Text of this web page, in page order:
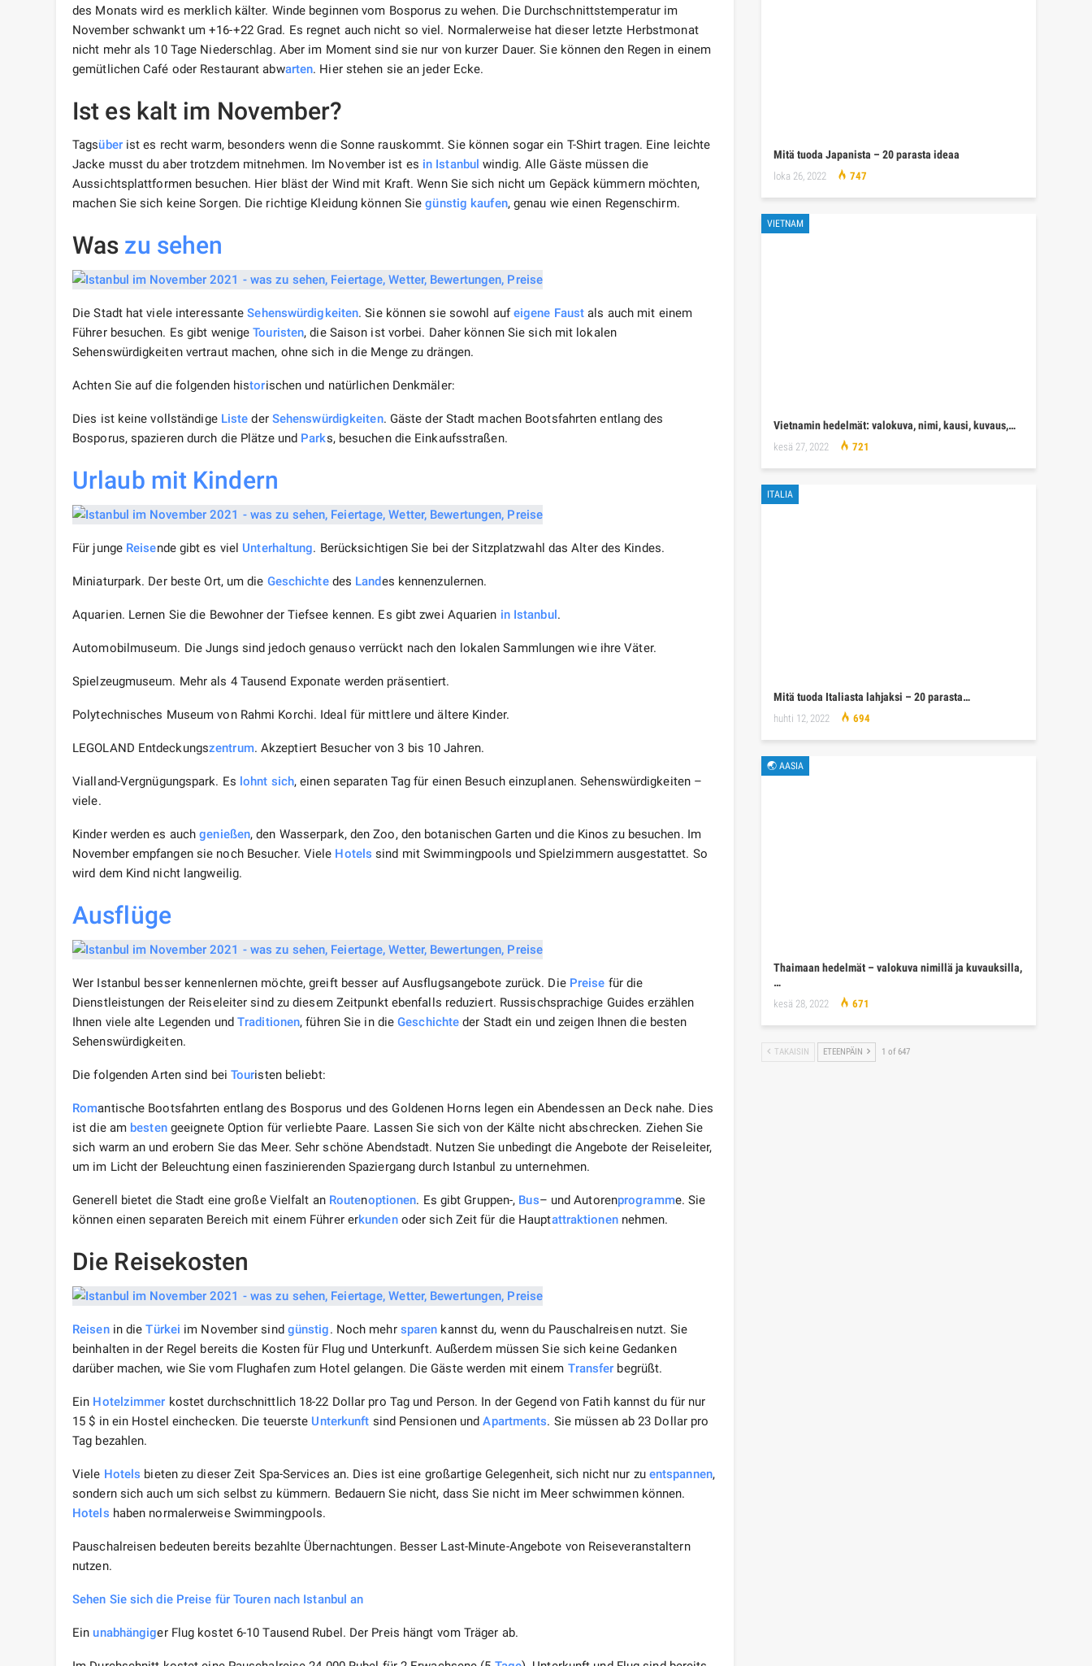
des Monats wird es merklich kälter. Winde beginnen vom Bosporus zu wehen. Die Durchschnittstemperatur im
November schwankt um +16-+22 Grad. Es regnet auch nicht so viel. Normalerweise hat dieser letzte Herbstmonat
nicht mehr als 10 Tage Niederschlag. Aber im Moment sind sie nur von kurzer Dauer. Sie können den Regen in einem
gemütlichen Café oder Restaurant abwarten. Hier stehen sie an jeder Ecke.
Ist es kalt im November?
Tagsüberist es recht warm, besonders wenn die Sonne rauskommt. Sie können sogar ein T-Shirt tragen. Eine leichte
Jacke musst du aber trotzdem mitnehmen. Im November ist es in Istanbul windig. Alle Gäste müssen die
Aussichtsplattformen besuchen. Hier bläst der Wind mit Kraft. Wenn Sie sich nicht um Gepäck kümmern möchten,
machen Sie sich keine Sorgen. Die richtige Kleidung können Siegünstig kaufen, genau wie einen Regenschirm.
Was zu sehen
Die Stadt hat viele interessanteSehenswürdigkeiten. Sie können sie sowohl aufeigene Faust als auch mit einem
Führer besuchen. Es gibt wenigeTouristen, die Saison ist vorbei. Daher können Sie sich mit lokalen
Sehenswürdigkeiten vertraut machen, ohne sich in die Menge zu drängen.
Achten Sie auf die folgenden historischen und natürlichen Denkmäler:
Dies ist keine vollständige Liste der Sehenswürdigkeiten. Gäste der Stadt machen Bootsfahrten entlang des
Bosporus, spazieren durch die Plätze und Parks, besuchen die Einkaufsstraßen.
Urlaub mit Kindern
Für junge Reisende gibt es viel Unterhaltung. Berücksichtigen Sie bei der Sitzplatzwahl das Alter des Kindes.
Miniaturpark. Der beste Ort, um die Geschichtedes Landes kennenzulernen.
Aquarien. Lernen Sie die Bewohner der Tiefsee kennen. Es gibt zwei Aquarien in Istanbul .
Automobilmuseum. Die Jungs sind jedoch genauso verrückt nach den lokalen Sammlungen wie ihre Väter.
Spielzeugmuseum. Mehr als 4 Tausend Exponate werden präsentiert.
Polytechnisches Museum von Rahmi Korchi. Ideal für mittlere und ältere Kinder.
LEGOLAND Entdeckungszentrum. Akzeptiert Besucher von 3 bis 10 Jahren.
Vialland-Vergnügungspark. Es lohnt sich, einen separaten Tag für einen Besuch einzuplanen. Sehenswürdigkeiten –
viele.
Kinder werden es auchgenießen, den Wasserpark, den Zoo, den botanischen Garten und die Kinos zu besuchen. Im
November empfangen sie noch Besucher. Viele Hotels sind mit Swimmingpools und Spielzimmern ausgestattet. So
wird dem Kind nicht langweilig.
Ausflüge
Wer Istanbul besser kennenlernen möchte, greift besser auf Ausflugsangebote zurück. Die Preise für die
Dienstleistungen der Reiseleiter sind zu diesem Zeitpunkt ebenfalls reduziert. Russischsprachige Guides erzählen
Ihnen viele alte Legenden undTraditionen, führen Sie in dieGeschichte der Stadt ein und zeigen Ihnen die besten
Sehenswürdigkeiten.
Die folgenden Arten sind bei Touristen beliebt:
Romantische Bootsfahrten entlang des Bosporus und des Goldenen Horns legen ein Abendessen an Deck nahe. Dies
ist die am bestengeeignete Option für verliebte Paare. Lassen Sie sich von der Kälte nicht abschrecken. Ziehen Sie
sich warm an und erobern Sie das Meer. Sehr schöne Abendstadt. Nutzen Sie unbedingt die Angebote der Reiseleiter,
um im Licht der Beleuchtung einen faszinierenden Spaziergang durch Istanbul zu unternehmen.
Generell bietet die Stadt eine große Vielfalt an Routenoptionen. Es gibt Gruppen-, Bus– und Autorenprogramme. Sie
können einen separaten Bereich mit einem Führer erkundenoder sich Zeit für die Hauptattraktionennehmen.
Die Reisekosten
Reisenin dieTürkei im November sind günstig. Noch mehr sparen kannst du, wenn du Pauschalreisen nutzt. Sie
beinhalten in der Regel bereits die Kosten für Flug und Unterkunft. Außerdem müssen Sie sich keine Gedanken
darüber machen, wie Sie vom Flughafen zum Hotel gelangen. Die Gäste werden mit einem Transfer begrüßt.
Ein Hotelzimmer kostet durchschnittlich 18-22 Dollar pro Tag und Person. In der Gegend von Fatih kannst du für nur
15 $ in ein Hostel einchecken. Die teuerste Unterkunft sind Pensionen undApartments. Sie müssen ab 23 Dollar pro
Tag bezahlen.
Viele Hotels bieten zu dieser Zeit Spa-Services an. Dies ist eine großartige Gelegenheit, sich nicht nur zu entspannen,
sondern sich auch um sich selbst zu kümmern. Bedauern Sie nicht, dass Sie nicht im Meer schwimmen können.
Hotels haben normalerweise Swimmingpools.
Pauschalreisen bedeuten bereits bezahlte Übernachtungen. Besser Last-Minute-Angebote von Reiseveranstaltern
nutzen.
Sehen Sie sich die Preise für Touren nach Istanbul an
Einunabhängiger Flug kostet 6-10 Tausend Rubel. Der Preis hängt vom Träger ab.
Mitä tuoda Japanista – 20 parasta ideaa
loka 26, 2022 747
VIETNAM
Vietnamin hedelmät: valokuva, nimi, kausi, kuvaus,…
kesä 27, 2022 721
ITALIA
Mitä tuoda Italiasta lahjaksi – 20 parasta…
huhti 12, 2022 694
🌏 AASIA
Thaimaan hedelmät – valokuva nimillä ja kuvauksilla,
…
kesä 28, 2022 671
TAKAISIN ETEENPÄIN 1 of 647